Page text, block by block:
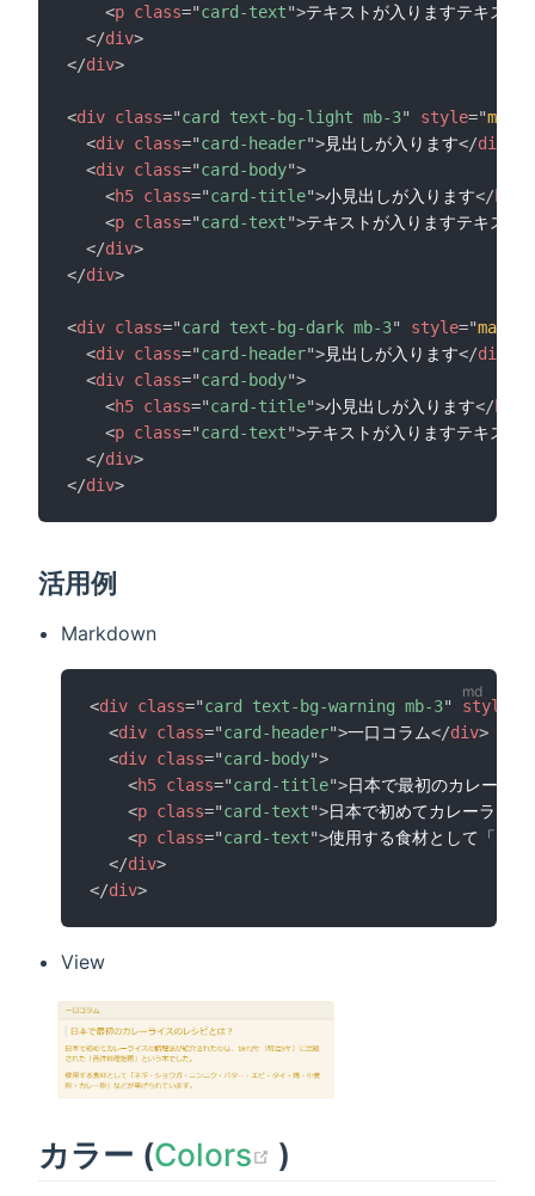
<p class="card-text">テキストが入りますテキスト
</div>
</div>
<div class="card text-bg-light mb-3" style="max-
<div class="card-header">見出しが入ります</div
<div class="card-body">
<h5 class="card-title">小見出しが入ります</
<p class="card-text">テキストが入りますテキスト
</div>
</div>
<div class="card text-bg-dark mb-3" style="max-
<div class="card-header">見出しが入ります</div
<div class="card-body">
<h5 class="card-title">小見出しが入ります</
<p class="card-text">テキストが入りますテキスト
</div>
</div>
活用例
Markdown
<div class="card text-bg-warning mb-3" style
<div class="card-header">一口コラム</div>
<div class="card-body">
<h5 class="card-title">日本で最初のカレーラ
<p class="card-text">日本で初めてカレーライ
<p class="card-text">使用する食材として「ネ
</div>
</div>
View
カラー (Colors (opens new
)